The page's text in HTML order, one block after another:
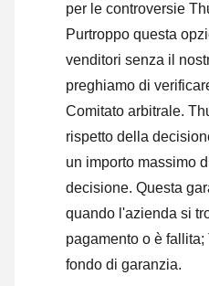
per le controversie
Purtroppo questa
venditori senza il
preghiamo di
Comitato arbitrale.
rispetto della
un importo massimo
decisione. Questa
quando l'azienda si
pagamento o è
fondo di garanzia.